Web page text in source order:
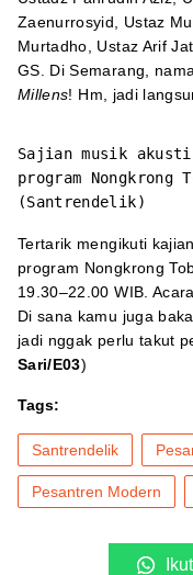
Zaenurrosyid, Ustaz
Murtadho, Ustaz Arif
GS. Di Semarang,
Millens! Hm, jadi
Sajian musik
program
(Santrendelik)
Tertarik mengikuti
program Nongkrong
19.30–22.00 WIB.
Di sana kamu juga
jadi nggak perlu takut
Sari/E03)
Tags:
Santrendelik
Pesantren Modern